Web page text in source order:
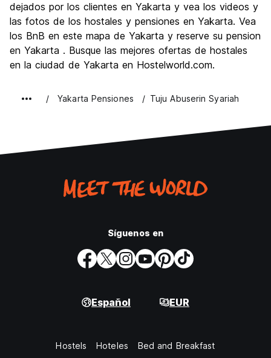
Calidad Precio
6.7
dejados por los clientes en Yakarta y vea los videos y
las fotos de los hostales y pensiones en Yakarta. Vea
los BnB en este mapa de Yakarta y reserve su pension
en Yakarta . Busque las mejores ofertas de hostales
en la ciudad de Yakarta en Hostelworld.com.
Yakarta Pensiones Tuju Abuserin Syariah
Síguenos en
Español EUR
Hostels Hoteles Bed and Breakfast